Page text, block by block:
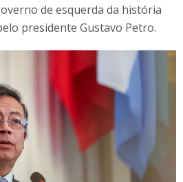
de esquerda da história
presidente Gustavo Petro.